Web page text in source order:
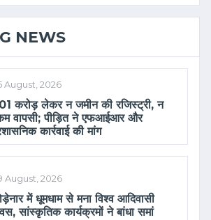
NEWS
August, 2026
करोड़ लेकर न जमीन की रजिस्ट्री, न
वापसी; पीड़ित ने एफआईआर और
कार्रवाई की मांग
August, 2026
में धूमधाम से मना विश्व आदिवासी
सांस्कृतिक कार्यक्रमों ने बांधा समां